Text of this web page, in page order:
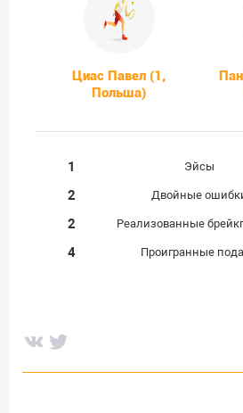
Циас Павел (1,
Польша)
1 Эйсы
2
Двойные
2
Реализованные
4
Проигранные